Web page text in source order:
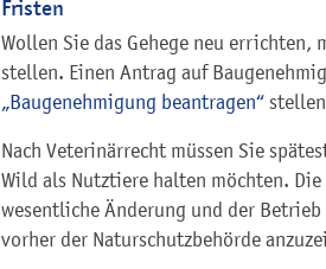
Fristen
Wollen Sie das Gehege neu errichten,
stellen. Einen Antrag auf
„Baugenehmigung beantragen“
Nach Veterinärrecht müssen Sie
Wild als Nutztiere halten möchten.
wesentliche Änderung und der
vorher der Naturschutzbehörde